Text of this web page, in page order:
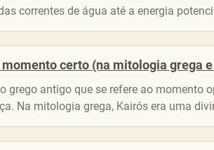
correntes de água até a energia
momento certo (na mitologia grega
grego antigo que se refere ao momento
Na mitologia grega, Kairós era uma